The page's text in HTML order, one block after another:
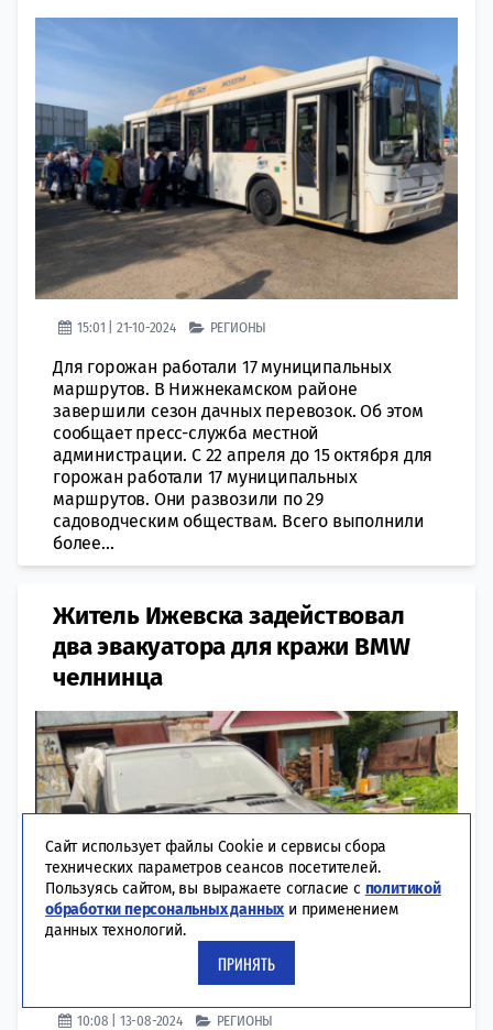
15:01 | 21-10-2024 РЕГИОНЫ
Для горожан работали 17 муниципальных
маршрутов. В Нижнекамском районе
завершили сезон дачных перевозок. Об этом
сообщает пресс-служба местной
администрации. С 22 апреля до 15 октября для
горожан работали 17 муниципальных
маршрутов. Они развозили по 29
садоводческим обществам. Всего выполнили
более...
Житель Ижевска задействовал
два эвакуатора для кражи BMW
челнинца
10:08 | 13-08-2024 РЕГИОНЫ
Сайт использует файлы Cookie и сервисы сбора
технических параметров сеансов посетителей.
Пользуясь сайтом, вы выражаете согласие с политикой
обработки персональных данных и применением
данных технологий.
ПРИНЯТЬ